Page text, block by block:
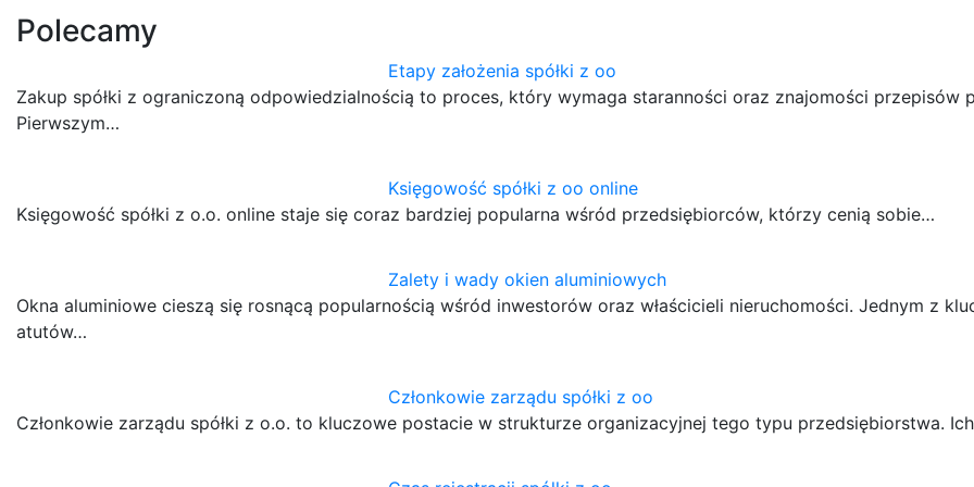
Polecamy
Etapy założenia spółki z oo
Zakup spółki z ograniczoną odpowiedzialnością to proces, który wymaga staranności oraz znajomości przepisów
Pierwszym…
Księgowość spółki z oo online
Księgowość spółki z o.o. online staje się coraz bardziej popularna wśród przedsiębiorców, którzy cenią sobie…
Zalety i wady okien aluminiowych
Okna aluminiowe cieszą się rosnącą popularnością wśród inwestorów oraz właścicieli nieruchomości. Jednym z
atutów…
Członkowie zarządu spółki z oo
Członkowie zarządu spółki z o.o. to kluczowe postacie w strukturze organizacyjnej tego typu przedsiębiorstwa.